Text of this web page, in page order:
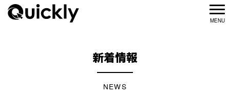
新着情報
NEWS